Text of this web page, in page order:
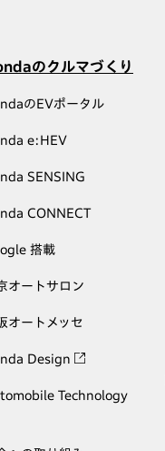
のクルマづくり
のEVポータル
e:HEV
SENSING
CONNECT
搭載
オートサロン
オートメッセ
Design
Technology